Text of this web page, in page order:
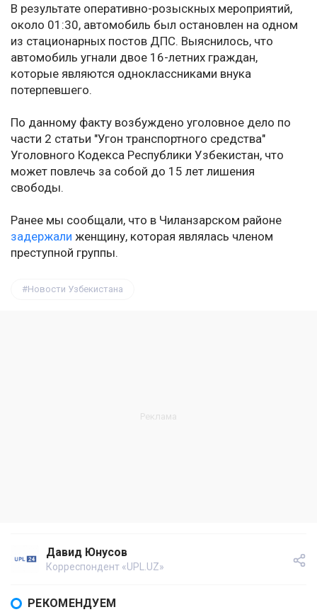
В результате оперативно-розыскных мероприятий,
около 01:30, автомобиль был остановлен на одном
из стационарных постов ДПС. Выяснилось, что
автомобиль угнали двое 16-летних граждан,
которые являются одноклассниками внука
потерпевшего.
По данному факту возбуждено уголовное дело по
части 2 статьи "Угон транспортного средства"
Уголовного Кодекса Республики Узбекистан, что
может повлечь за собой до 15 лет лишения
свободы.
Ранее мы сообщали, что в Чиланзарском районе
задержали женщину, которая являлась членом
преступной группы.
Новости Узбекистана
Давид Юнусов
Корреспондент «UPL.UZ»
РЕКОМЕНДУЕМ